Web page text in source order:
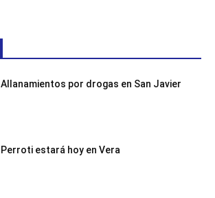
Allanamientos por drogas en San Javier
Perroti estará hoy en Vera